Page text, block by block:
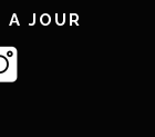
A JOUR